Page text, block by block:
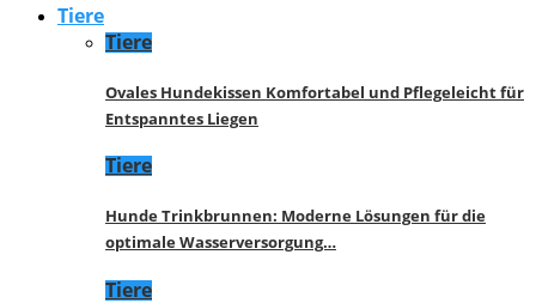
Tiere
Tiere
Ovales Hundekissen Komfortabel und Pflegeleicht für
Entspanntes Liegen
Tiere
Hunde Trinkbrunnen: Moderne Lösungen für die
optimale Wasserversorgung…
Tiere